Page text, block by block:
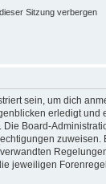
Sitzung verbergen
sein, um dich
erledigt und
Board-
zuweisen.
jeweiligen